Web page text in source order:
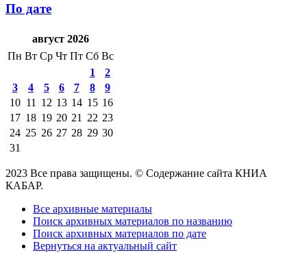
По дате
август 2026
Пн Вт Ср Чт Пт Сб Вс
1
2
3
4 5 6 7 8
9
10 11 12 13 14 15 16
17 18 19 20 21 22 23
24 25 26 27 28 29 30
31
2023 Все права защищены. © Содержание сайта КНИА
КАБАР.
Все архивные материалы
Поиск архивных материалов по названию
Поиск архивных материалов по дате
Вернуться на актуальный сайт